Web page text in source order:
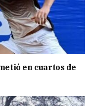
en cuartos de